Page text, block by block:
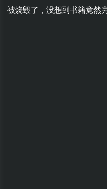
被烧毁了，没想到书籍竟然